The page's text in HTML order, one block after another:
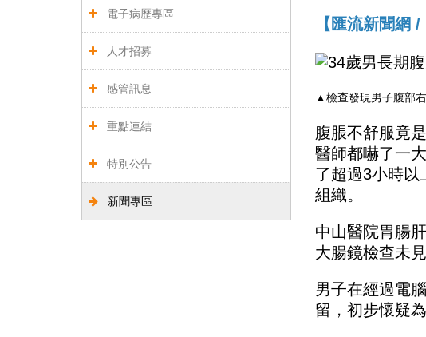
電子病歷專區
人才招募
感管訊息
重點連結
特別公告
新聞專區
【匯流新聞網 /
▲檢查發現男子腹部
腹脹不舒服竟
醫師都嚇了一
了超過3小時以
組織。
中山醫院胃腸
大腸鏡檢查未
男子在經過電
留，初步懷疑